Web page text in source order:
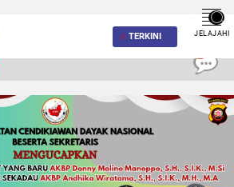
TERKINI JELAJAHI